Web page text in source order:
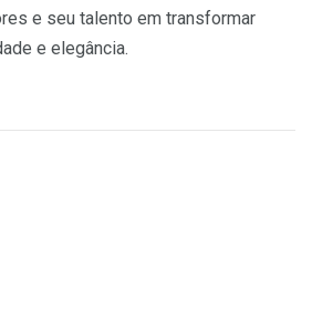
e seu talento em transformar
e elegância.